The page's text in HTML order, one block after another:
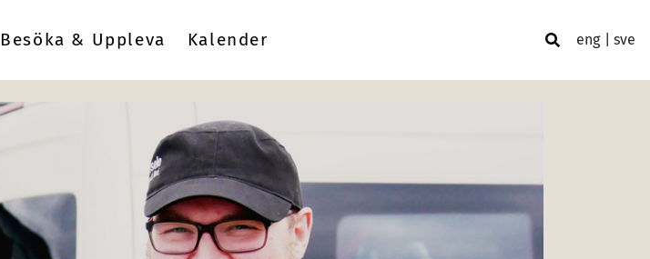
Besöka & Uppleva Kalender eng sve